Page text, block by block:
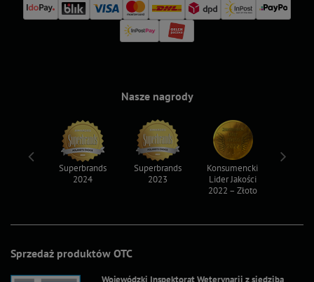
Sprzedaż produktów OTC
Wojewódzki Inspektorat Weterynarii z siedzibą
Nasze nagrody
Superbrands
2024
Superbrands
2023
Konsumencki
Lider Jakości
2022 – Złoto